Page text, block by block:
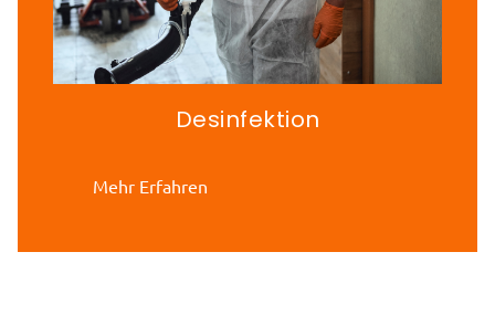
Desinfektion
Mehr Erfahren